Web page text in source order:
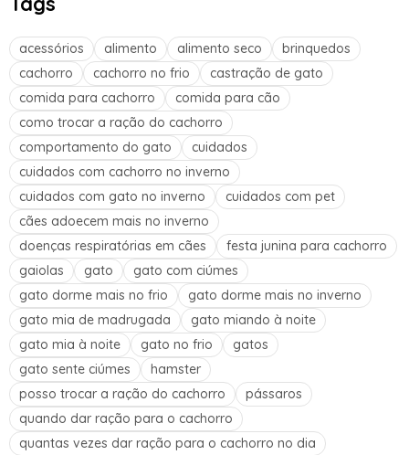
acessórios alimento alimento seco
brinquedos
cachorro
cachorro no frio
castração de gato
comida para cachorro
comida para cão
como trocar a ração do cachorro
comportamento do gato
cuidados
cuidados com cachorro no inverno
cuidados com gato no inverno
cuidados com pet
cães adoecem mais no inverno
doenças respiratórias em cães
festa junina para cachorro
gaiolas
gato
gato com ciúmes
gato dorme mais no frio
gato dorme mais no inverno
gato mia de madrugada
gato miando à noite
gato mia à noite
gato no frio
gatos
gato sente ciúmes
hamster
posso trocar a ração do cachorro
pássaros
quando dar ração para o cachorro
quantas vezes dar ração para o cachorro no dia